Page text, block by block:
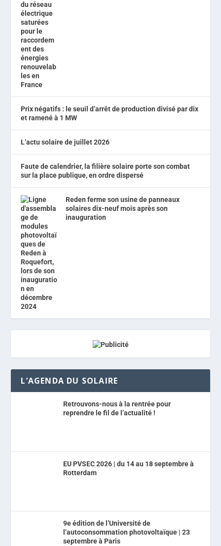
Prix négatifs : le seuil d’arrêt de production divisé par dix
et ramené à 1 MW
L’actu solaire de juillet 2026
Faute de calendrier, la filière solaire porte son combat
sur la place publique, en ordre dispersé
Reden ferme son usine de panneaux
solaires dix-neuf mois après son
inauguration
L’AGENDA DU SOLAIRE
Retrouvons-nous à la rentrée pour
reprendre le fil de l’actualité !
EU PVSEC 2026 | du 14 au 18 septembre à
Rotterdam
9e édition de l’Université de
l’autoconsommation photovoltaïque | 23
septembre à Paris